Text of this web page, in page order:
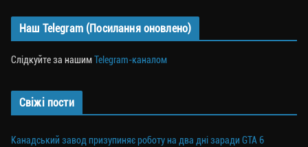
Наш Telegram (Посилання оновлено)
Слідкуйте за нашимTelegram-каналом
Свіжі пости
Канадський завод призупиняє роботу на два дні заради GTA 6